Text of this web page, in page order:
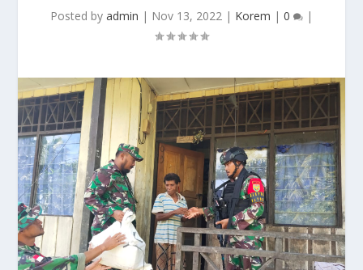
Posted by admin | Nov 13, 2022 | Korem | 0 |